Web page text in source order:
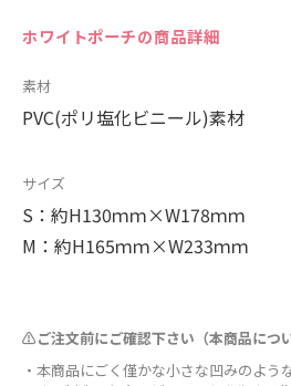
ホワイトポーチの商品詳細
素材
PVC(ポリ塩化ビニール)素材
サイズ
S：約H130ｍｍ×W178ｍｍ
M：約H165ｍｍ×W233ｍｍ
⚠ご注文前にご確認下さい（本商品につ
・本商品にごく僅かな小さな凹みのよう